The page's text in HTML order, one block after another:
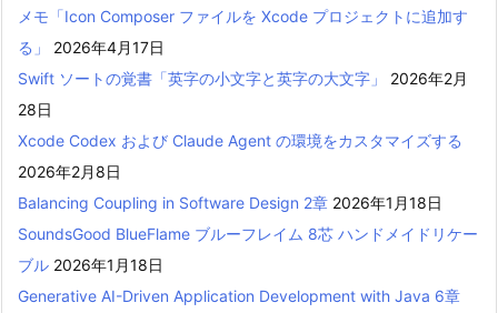
メモ「Icon Composer ファイルを Xcode プロジェクトに追加す
る」
2026年4月17日
Swift ソートの覚書「英字の小文字と英字の大文字」
2026年2月
28日
Xcode Codex および Claude Agent の環境をカスタマイズする
2026年2月8日
Balancing Coupling in Software Design 2章 2026年1月18日
SoundsGood BlueFlame ブルーフレイム 8芯 ハンドメイドリケー
ブル 2026年1月18日
Generative AI-Driven Application Development with Java 6章